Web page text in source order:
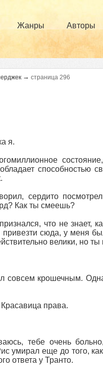
Жанры Авторы
→ страница 296
я.
способностью
сердито
Как ты смеешь?
что не знает,
сюда, у меня
велики, но ты
совсем крошечным.
права.
тебе очень
умирал еще до того,
ответа у Транто.